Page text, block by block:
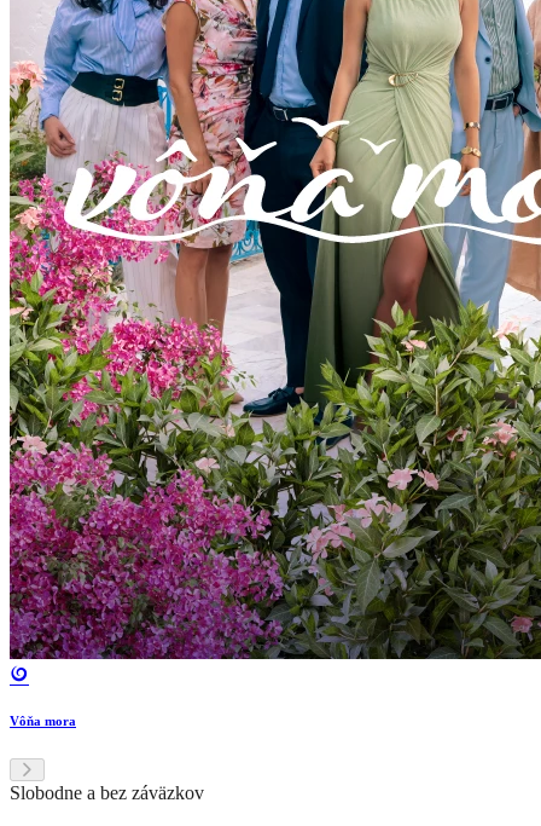
Vôňa mora
Slobodne a bez záväzkov